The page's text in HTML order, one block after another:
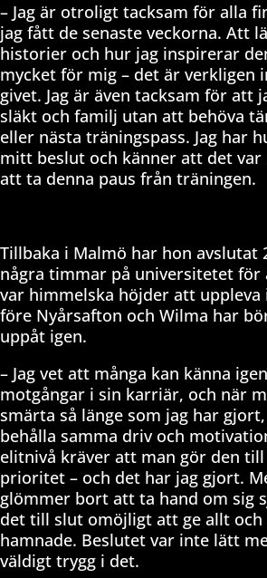
– Jag är otroligt tacksam för alla
jag fått de senaste veckorna. Att
historier och hur jag inspirerar
mycket för mig – det är verkligen
givet. Jag är även tacksam för att
släkt och familj utan att behöva
eller nästa träningspass. Jag har
mitt beslut och känner att det
att ta denna paus från träningen.
Tillbaka i Malmö har hon avslutat
några timmar på universitetet för
var himmelska höjder att uppleva
före Nyårsafton och Wilma har
uppåt igen.
– Jag vet att många kan känna
motgångar i sin karriär, och när
smärta så länge som jag har
behålla samma driv och
elitnivå kräver att man gör den
prioritet – och det har jag gjort.
glömmer bort att ta hand om sig
det till slut omöjligt att ge allt och
hamnade. Beslutet var inte lätt
väldigt trygg i det.